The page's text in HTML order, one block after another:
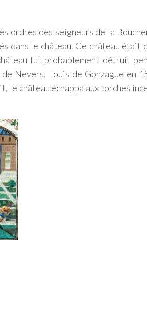
ordres des seigneurs de la
dans le château. Ce château était
fut probablement détruit
Nevers, Louis de Gonzague en
le château échappa aux torches